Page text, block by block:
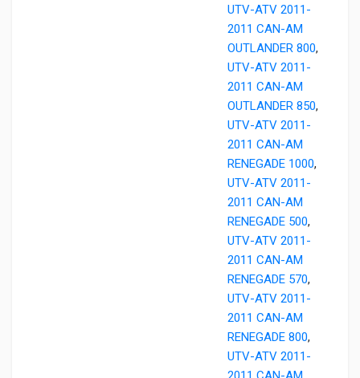
UTV-ATV 2011-
2011 CAN-AM
OUTLANDER 800,
UTV-ATV 2011-
2011 CAN-AM
OUTLANDER 850,
UTV-ATV 2011-
2011 CAN-AM
RENEGADE 1000,
UTV-ATV 2011-
2011 CAN-AM
RENEGADE 500,
UTV-ATV 2011-
2011 CAN-AM
RENEGADE 570,
UTV-ATV 2011-
2011 CAN-AM
RENEGADE 800,
UTV-ATV 2011-